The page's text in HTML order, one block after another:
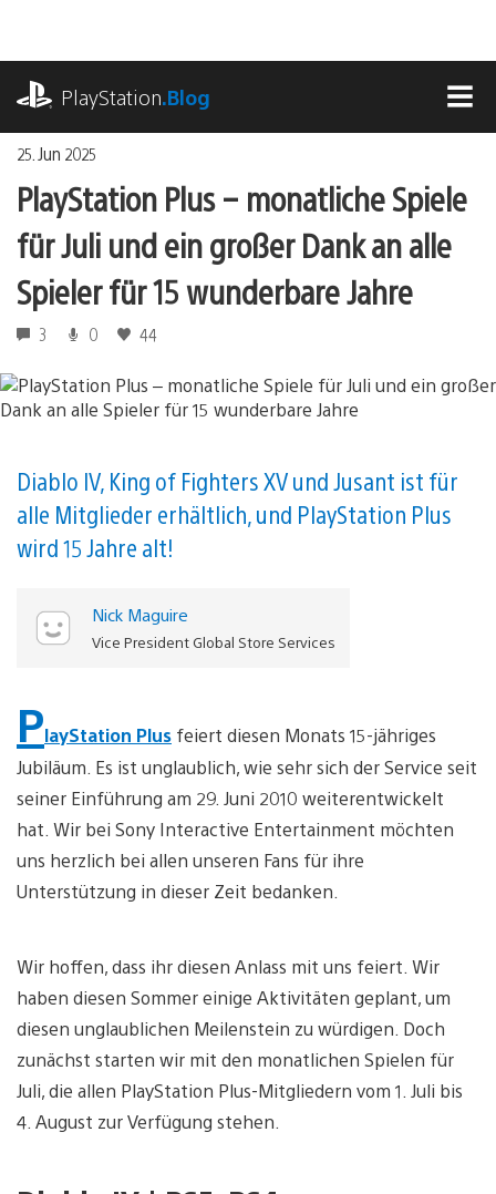
springen
PlayStation.Blog
25. Jun 2025
PlayStation Plus – monatliche Spiele
für Juli und ein großer Dank an alle
Spieler für 15 wunderbare Jahre
3 0 44
Diablo IV, King of Fighters XV und Jusant ist für
alle Mitglieder erhältlich, und PlayStation Plus
wird 15 Jahre alt!
Nick Maguire
Vice President Global Store Services
PlayStation Plus feiert diesen Monats 15-jähriges
Jubiläum. Es ist unglaublich, wie sehr sich der Service seit
seiner Einführung am 29. Juni 2010 weiterentwickelt
hat. Wir bei Sony Interactive Entertainment möchten
uns herzlich bei allen unseren Fans für ihre
Unterstützung in dieser Zeit bedanken.
Wir hoffen, dass ihr diesen Anlass mit uns feiert. Wir
haben diesen Sommer einige Aktivitäten geplant, um
diesen unglaublichen Meilenstein zu würdigen. Doch
zunächst starten wir mit den monatlichen Spielen für
Juli, die allen PlayStation Plus-Mitgliedern vom 1. Juli bis
4. August zur Verfügung stehen.